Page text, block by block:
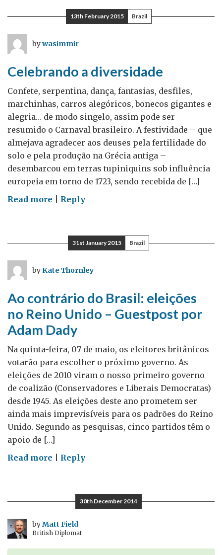
13th February 2015 Brazil
bywasimmir
Celebrando a diversidade
Confete, serpentina, dança, fantasias, desfiles,
marchinhas, carros alegóricos, bonecos gigantes e
alegria… de modo singelo, assim pode ser
resumido o Carnaval brasileiro. A festividade – que
almejava agradecer aos deuses pela fertilidade do
solo e pela produção na Grécia antiga –
desembarcou em terras tupiniquins sob influência
europeia em torno de 1723, sendo recebida de […]
Read more on
diversidade
Reply
31st January 2015 Brazil
byKate Thornley
Ao contrário do Brasil: eleições
no Reino Unido – Guestpost por
Adam Dady
Na quinta-feira, 07 de maio, os eleitores britânicos
votarão para escolher o próximo governo. As
eleições de 2010 viram o nosso primeiro governo
de coalizão (Conservadores e Liberais Democratas)
desde 1945. As eleições deste ano prometem ser
ainda mais imprevisíveis para os padrões do Reino
Unido. Segundo as pesquisas, cinco partidos têm o
apoio de […]
Read more on
Brasil:
eleições
no
Reino
Reply
30th December 2014
byMatt Field
British Diplomat